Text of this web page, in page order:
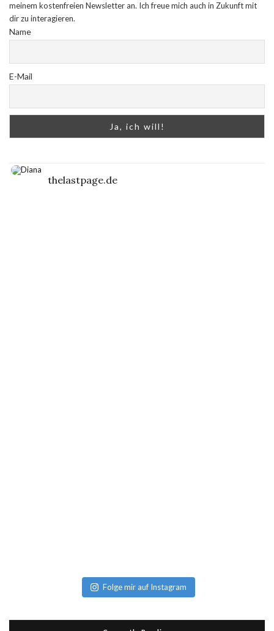
meinem kostenfreien Newsletter an. Ich freue mich auch in Zukunft mit
dir zu interagieren.
Name
E-Mail
thelastpage.de
Folge mir auf Instagram